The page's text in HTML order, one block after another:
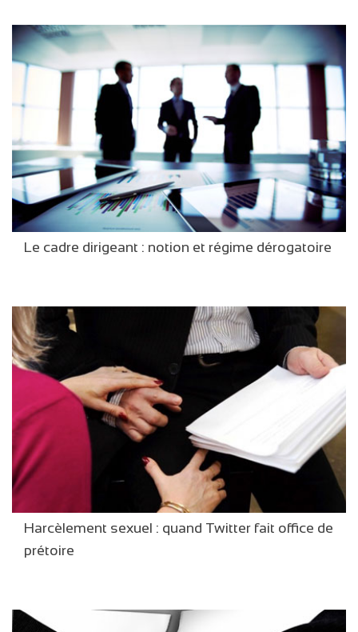
Le cadre dirigeant : notion et régime dérogatoire
Harcèlement sexuel : quand Twitter fait office de
prétoire